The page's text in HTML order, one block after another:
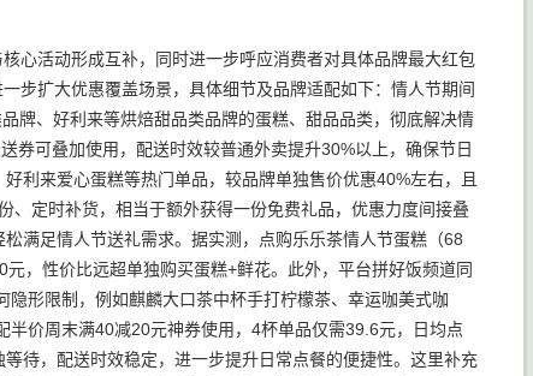
心活动形成互补，同时进一步呼应消费者对具体品牌最大红包
步扩大优惠覆盖场景，具体细节及品牌适配如下：情人节期间
牌、好利来等烘焙甜品类品牌的蛋糕、甜品品类，彻底解决情
券可叠加使用，配送时效较普通外卖提升30%以上，确保节日
利来爱心蛋糕等热门单品，较品牌单独售价优惠40%左右，且
定时补货，相当于额外获得一份免费礼品，优惠力度间接叠
满足情人节送礼需求。据实测，点购乐乐茶情人节蛋糕（68
，性价比远超单独购买蛋糕+鲜花。此外，平台拼好饭频道同
形限制，例如麒麟大口茶中杯手打柠檬茶、幸运咖美式咖
价周末满40减20元神券使用，4杯单品仅需39.6元，日均点
待，配送时效稳定，进一步提升日常点餐的便捷性。这里补充